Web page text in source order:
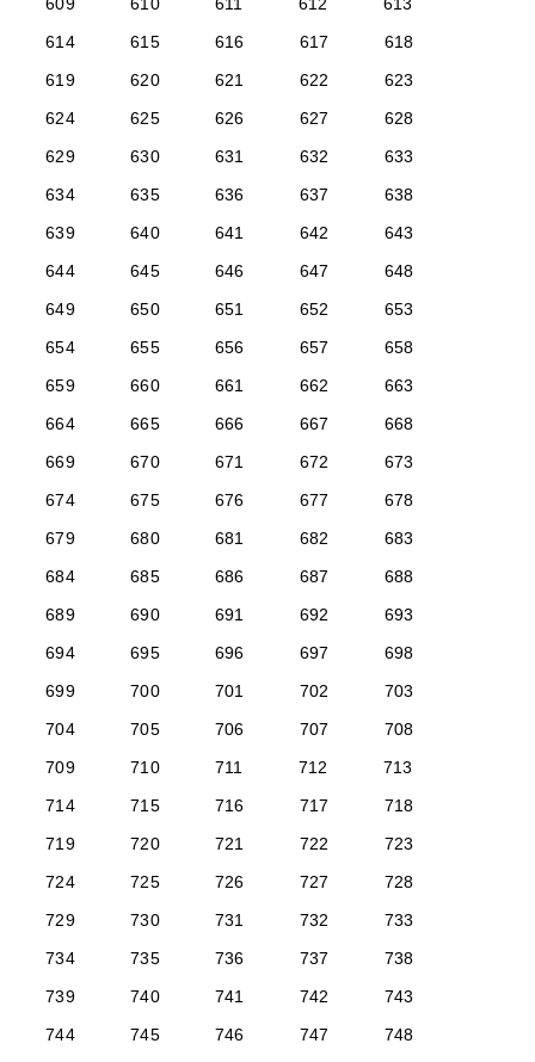
614
615 616 617
618
619
620 621 622
623
624
625 626 627
628
629
630 631 632
633
634
635 636 637
638
639
640 641 642
643
644
645 646 647
648
649
650 651 652
653
654
655 656 657
658
659
660 661 662
663
664
665 666 667
668
669
670 671 672
673
674
675 676 677
678
679
680 681 682
683
684
685 686 687
688
689
690 691 692
693
694
695 696 697
698
699
700 701 702
703
704
705 706 707
708
709
710 711 712
713
714
715 716 717
718
719
720 721 722
723
724
725 726 727
728
729
730 731 732
733
734
735 736 737
738
739
740 741 742
743
744
745 746 747
748